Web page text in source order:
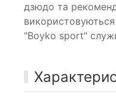
дзюдо та
"Boyko sport"